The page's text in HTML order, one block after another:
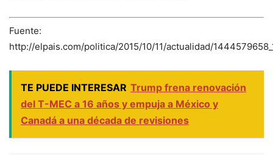
Fuente:
http://elpais.com/politica/2015/10/11/actualidad/
TE PUEDE INTERESAR Trump frena renovación
del T-MEC a 16 años y empuja a México y
Canadá a una década de revisiones